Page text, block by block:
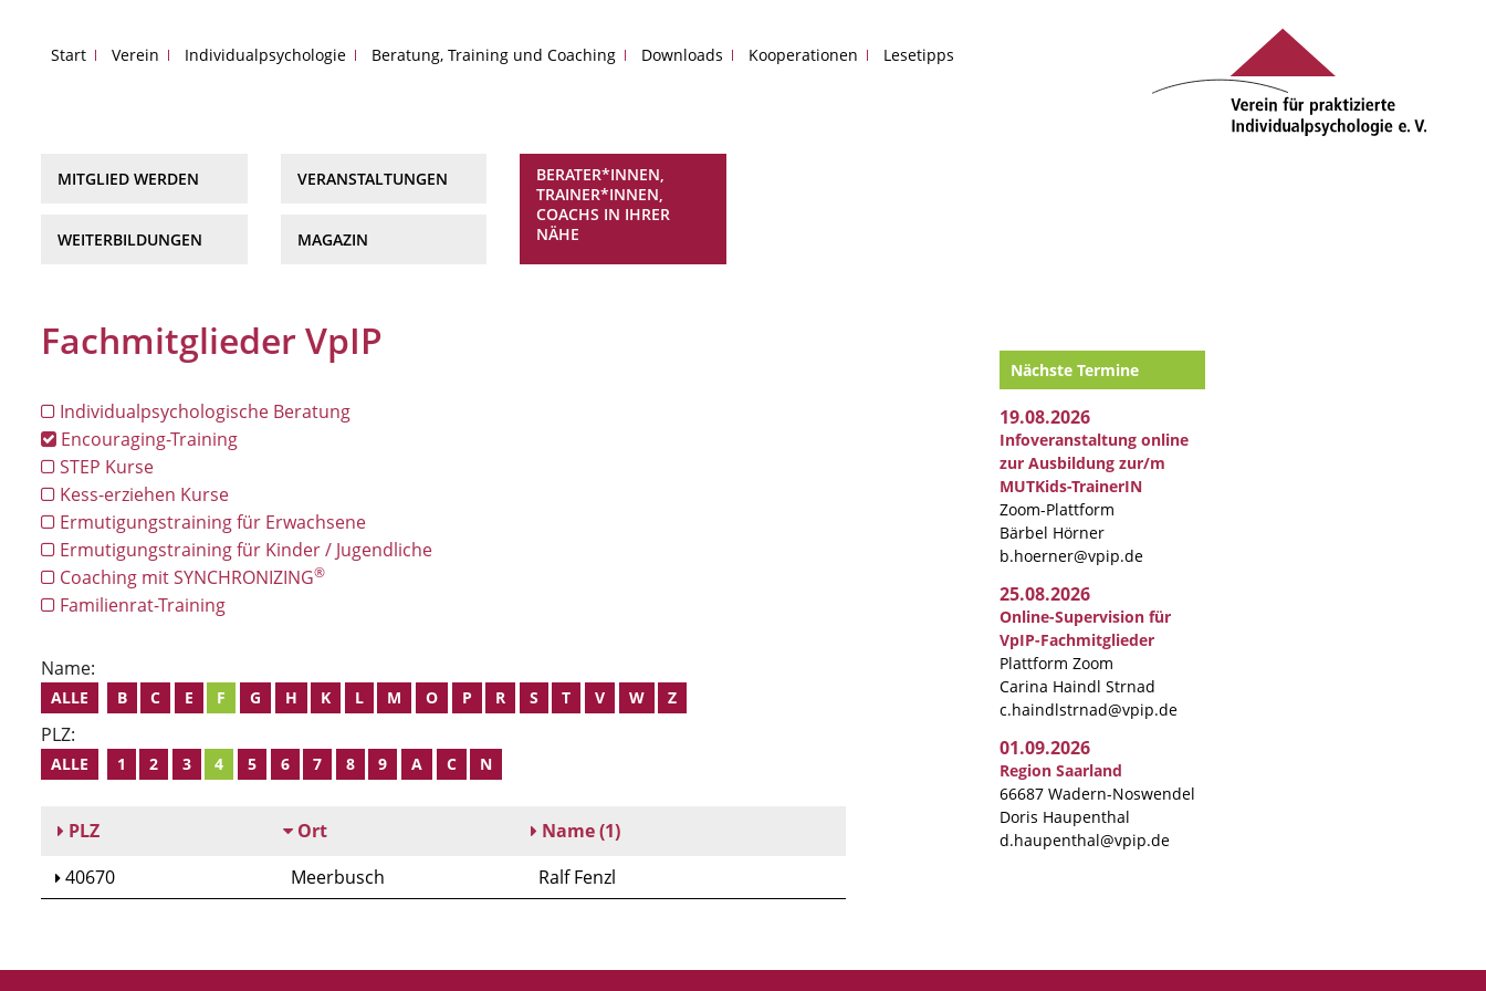
Start Verein Individualpsychologie Beratung, Training und Coaching Downloads Kooperationen Lesetipps
MITGLIED WERDEN
WEITERBILDUNGEN
VERANSTALTUNGEN
MAGAZIN
BERATER*INNEN,
TRAINER*INNEN,
COACHS IN IHRER
NÄHE
Fachmitglieder VpIP
Individualpsychologische Beratung
Encouraging-Training
STEP Kurse
Kess-erziehen Kurse
Ermutigungstraining für Erwachsene
Ermutigungstraining für Kinder / Jugendliche
Coaching mit SYNCHRONIZING®
Familienrat-Training
Name:
ALLE B C E F G H K L M O P R S T V W Z
PLZ:
ALLE 1 2 3 4 5 6 7 8 9 A C N
PLZ Ort Name(1)
40670
Meerbusch Ralf Fenzl
Nächste Termine
19.08.2026
Infoveranstaltung online
zur Ausbildung zur/m
MUTKids-TrainerIN
Zoom-Plattform
Bärbel Hörner
b.hoerner@vpip.de
25.08.2026
Online-Supervision für
VpIP-Fachmitglieder
Plattform Zoom
Carina Haindl Strnad
c.haindlstrnad@vpip.de
01.09.2026
Region Saarland
66687 Wadern-Noswendel
Doris Haupenthal
d.haupenthal@vpip.de